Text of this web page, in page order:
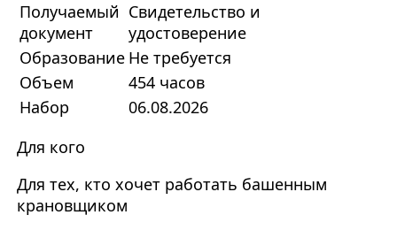
Получаемый
документ
Свидетельство и
удостоверение
Образование Не требуется
Объем
454 часов
Набор
06.08.2026
Для кого
Для тех, кто хочет работать башенным
крановщиком